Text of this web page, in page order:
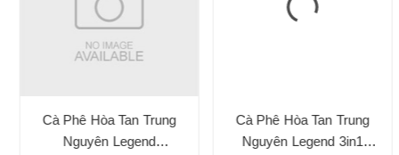
Cà Phê Hòa Tan Trung
Nguyên Legend
Cà Phê Hòa Tan Trung
Nguyên Legend 3in1